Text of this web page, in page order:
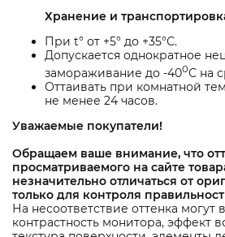
Хранение и
При t° от +5° до +35°С.
Допускается однократное
замораживание до -400С на
Оттаивать при комнатной
не менее 24 часов.
Уважаемые покупатели!
Обращаем ваше внимание, что
просматриваемого на сайте
незначительно отличаться от
только для контроля
На несоответствие оттенка могут
контрастность монитора, эффект